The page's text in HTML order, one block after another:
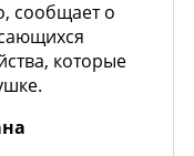
сообщает о
которые